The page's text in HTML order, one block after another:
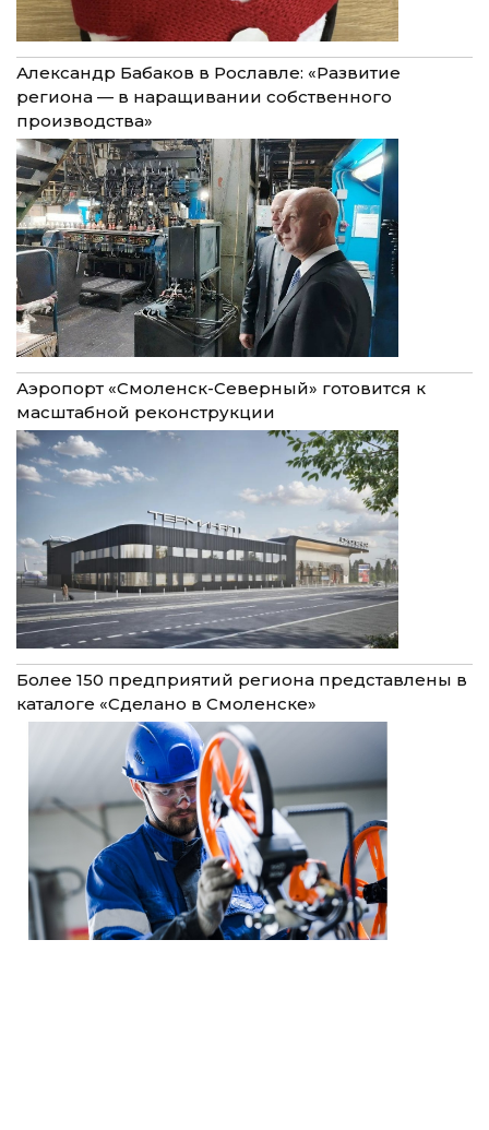
Александр Бабаков в Рославле: «Развитие
региона — в наращивании собственного
производства»
Аэропорт «Смоленск-Северный» готовится к
масштабной реконструкции
Более 150 предприятий региона представлены в
каталоге «Сделано в Смоленске»